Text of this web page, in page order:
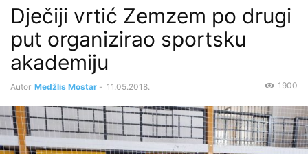
Dječiji vrtić Zemzem po drugi
put organizirao sportsku
akademiju
Autor Medžlis Mostar - 11.05.2018. 1900